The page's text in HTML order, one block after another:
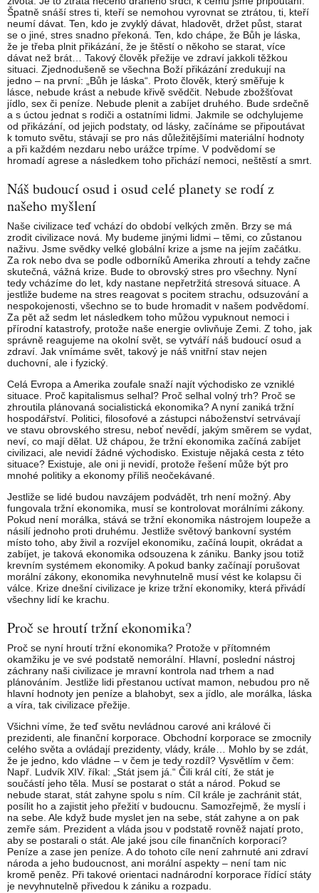
Špatně snáší stres ti, kteří se nemohou vyrovnat se ztrátou, ti, kteří
neumí dávat. Ten, kdo je zvyklý dávat, hladovět, držet půst, starat
se o jiné, stres snadno překoná. Ten, kdo chápe, že Bůh je láska,
že je třeba plnit přikázání, že je štěstí o někoho se starat, více
dávat než brát… Takový člověk přežije ve zdraví jakkoli těžkou
situaci. Zjednodušeně se všechna Boží přikázání zredukují na
jedno – na první: „Bůh je láska“. Proto člověk, který směřuje k
lásce, nebude krást a nebude křivě svědčit. Nebude zbožšťovat
jídlo, sex či peníze. Nebude plenit a zabíjet druhého. Bude srdečně
a s úctou jednat s rodiči a ostatními lidmi. Jakmile se odchylujeme
od přikázání, od jejich podstaty, od lásky, začínáme se připoutávat
k tomuto světu, stávají se pro nás důležitějšími materiální hodnoty
a při každém nezdaru nebo urážce trpíme. V podvědomí se
hromadí agrese a následkem toho přichází nemoci, neštěstí a smrt.
Náš budoucí osud i osud celé planety se rodí z
našeho myšlení
Naše civilizace teď vchází do období velkých změn. Brzy se má
zrodit civilizace nová. My budeme jinými lidmi – těmi, co zůstanou
naživu. Jsme svědky velké globální krize a jsme na jejím začátku.
Za rok nebo dva se podle odborníků Amerika zhroutí a tehdy začne
skutečná, vážná krize. Bude to obrovský stres pro všechny. Nyní
tedy vcházíme do let, kdy nastane nepřetržitá stresová situace. A
jestliže budeme na stres reagovat s pocitem strachu, odsuzování a
nespokojenosti, všechno se to bude hromadit v našem podvědomí.
Za pět až sedm let následkem toho můžou vypuknout nemoci i
přírodní katastrofy, protože naše energie ovlivňuje Zemi. Z toho, jak
správně reagujeme na okolní svět, se vytváří náš budoucí osud a
zdraví. Jak vnímáme svět, takový je náš vnitřní stav nejen
duchovní, ale i fyzický.
Celá Evropa a Amerika zoufale snaží najít východisko ze vzniklé
situace. Proč kapitalismus selhal? Proč selhal volný trh? Proč se
zhroutila plánovaná socialistická ekonomika? A nyní zaniká tržní
hospodářství. Politici, filosofové a zástupci náboženství setrvávají
ve stavu obrovského stresu, neboť nevědí, jakým směrem se vydat,
neví, co mají dělat. Už chápou, že tržní ekonomika začíná zabíjet
civilizaci, ale nevidí žádné východisko. Existuje nějaká cesta z této
situace? Existuje, ale oni ji nevidí, protože řešení může být pro
mnohé politiky a ekonomy příliš neočekávané.
Jestliže se lidé budou navzájem podvádět, trh není možný. Aby
fungovala tržní ekonomika, musí se kontrolovat morálními zákony.
Pokud není morálka, stává se tržní ekonomika nástrojem loupeže a
násilí jednoho proti druhému. Jestliže světový bankovní systém
místo toho, aby živil a rozvíjel ekonomiku, začíná loupit, okrádat a
zabíjet, je taková ekonomika odsouzena k zániku. Banky jsou totiž
krevním systémem ekonomiky. A pokud banky začínají porušovat
morální zákony, ekonomika nevyhnutelně musí vést ke kolapsu či
válce. Krize dnešní civilizace je krize tržní ekonomiky, která přivádí
všechny lidí ke krachu.
Proč se hroutí tržní ekonomika?
Proč se nyní hroutí tržní ekonomika? Protože v přítomném
okamžiku je ve své podstatě nemorální. Hlavní, poslední nástroj
záchrany naši civilizace je mravní kontrola nad trhem a nad
plánováním. Jestliže lidi přestanou uctívat mamon, nebudou pro ně
hlavní hodnoty jen peníze a blahobyt, sex a jídlo, ale morálka, láska
a víra, tak civilizace přežije.
Všichni víme, že teď světu nevládnou carové ani králové či
prezidenti, ale finanční korporace. Obchodní korporace se zmocnily
celého světa a ovládají prezidenty, vlády, krále… Mohlo by se zdát,
že je jedno, kdo vládne – v čem je tedy rozdíl? Vysvětlím v čem:
Např. Ludvík XIV. říkal: „Stát jsem já.“ Čili král cítí, že stát je
součástí jeho těla. Musí se postarat o stát a národ. Pokud se
nebude starat, stát zahyne spolu s ním. Cíl krále je zachránit stát,
posílit ho a zajistit jeho přežití v budoucnu. Samozřejmě, že myslí i
na sebe. Ale když bude myslet jen na sebe, stát zahyne a on pak
zemře sám. Prezident a vláda jsou v podstatě rovněž najatí proto,
aby se postarali o stát. Ale jaké jsou cíle finančních korporací?
Peníze a zase jen peníze. A do tohoto cíle není zahrnuté ani zdraví
národa a jeho budoucnost, ani morální aspekty – není tam nic
kromě peněz. Při takové orientaci nadnárodní korporace řídící státy
je nevyhnutelně přivedou k zániku a rozpadu.